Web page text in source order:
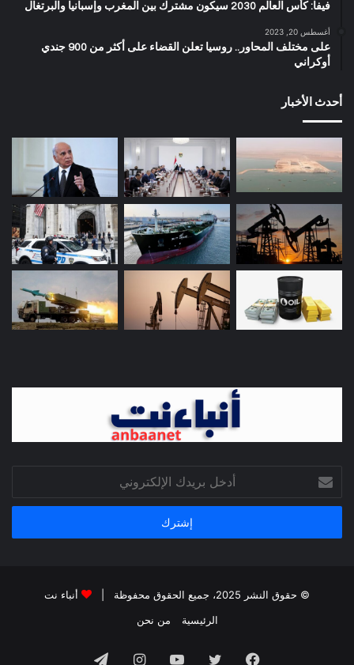
فيفا: كأس العالم 2030 سيكون مشترك بين المغرب وإسبانيا والبرتغال
أغسطس 20, 2023
على مختلف المحاور.. روسيا تعلن القضاء على أكثر من 900 جندي
أوكراني
أحدث الأخبار
بريدك
الإلكتروني
© حقوق النشر 2025، جميع الحقوق محفوظة |
أنباء نت
الرئيسية
من نحن
فيسبوك تويتر يوتيوبانستقرامتيلقرام